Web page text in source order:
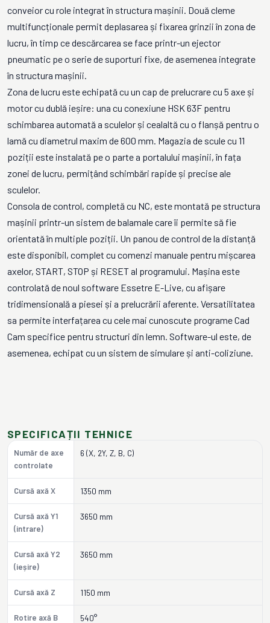
conveior cu role integrat în structura mașinii. Două cleme
multifuncționale permit deplasarea și fixarea grinzii în zona de
lucru, în timp ce descărcarea se face printr-un ejector
pneumatic pe o serie de suporturi fixe, de asemenea integrate
în structura mașinii.
Zona de lucru este echipată cu un cap de prelucrare cu 5 axe și
motor cu dublă ieșire: una cu conexiune HSK 63F pentru
schimbarea automată a sculelor și cealaltă cu o flanșă pentru o
lamă cu diametrul maxim de 600 mm. Magazia de scule cu 11
poziții este instalată pe o parte a portalului mașinii, în fața
zonei de lucru, permițând schimbări rapide și precise ale
sculelor.
Consola de control, completă cu NC, este montată pe structura
mașinii printr-un sistem de balamale care îi permite să fie
orientată în multiple poziții. Un panou de control de la distanță
este disponibil, complet cu comenzi manuale pentru mișcarea
axelor, START, STOP și RESET al programului. Mașina este
controlată de noul software Essetre E-Live, cu afișare
tridimensională a piesei și a prelucrării aferente. Versatilitatea
sa permite interfațarea cu cele mai cunoscute programe Cad
Cam specifice pentru structuri din lemn. Software-ul este, de
asemenea, echipat cu un sistem de simulare și anti-coliziune.
SPECIFICAȚII TEHNICE
Număr de axe
controlate
6 (X, 2Y, Z, B, C)
Cursă axă X 1350 mm
Cursă axă Y1
(intrare)
3650 mm
Cursă axă Y2
(ieșire)
3650 mm
Cursă axă Z 1150 mm
Rotire axă B 540°